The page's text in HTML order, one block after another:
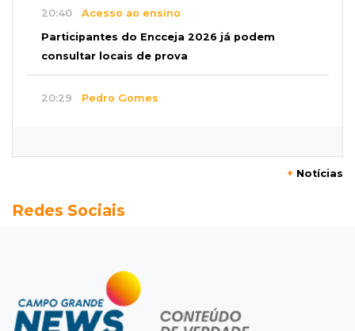
20:40 Acesso ao ensino
Participantes do Encceja 2026 já podem
consultar locais de prova
20:29 Pedro Gomes
Pantanal treina em Goiânia antes de jogo que
Campeonato Brasileiro
Remo busca empate com Atlético-MG e segue
na zona de rebaixamento
+ Notícias
Redes Sociais